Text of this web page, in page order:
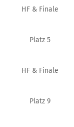
HF & Finale
Platz 5
HF & Finale
Platz 9